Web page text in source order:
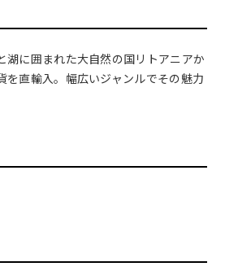
湖に囲まれた大自然の国リトアニアか
を直輸入。幅広いジャンルでその魅力